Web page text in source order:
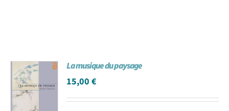
La musique du paysage
15,00€